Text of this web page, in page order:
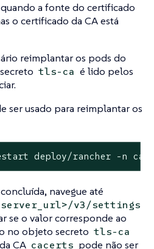
quando a fonte do certificado
o certificado da CA está
reimplantar os pods do
tls-ca é lido pelos
ser usado para reimplantar os
deploy/rancher -n
navegue até
v3/settings
se o valor corresponde ao
no objeto secreto tls-ca
CA cacerts pode não ser